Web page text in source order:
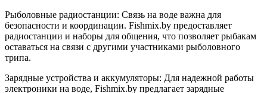
Рыболовные радиостанции: Связь на воде важна для
безопасности и координации. Fishmix.by предоставляет
радиостанции и наборы для общения, что позволяет рыбакам
оставаться на связи с другими участниками рыболовного
трипа.
Зарядные устройства и аккумуляторы: Для надежной работы
электроники на воде, Fishmix.by предлагает зарядные